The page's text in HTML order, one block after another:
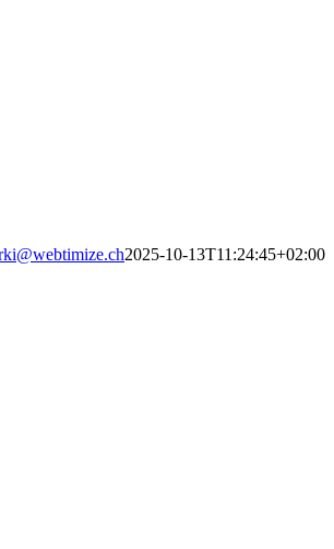
2025-10-13T11:24:45+02:00